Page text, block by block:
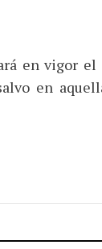
en vigor
en